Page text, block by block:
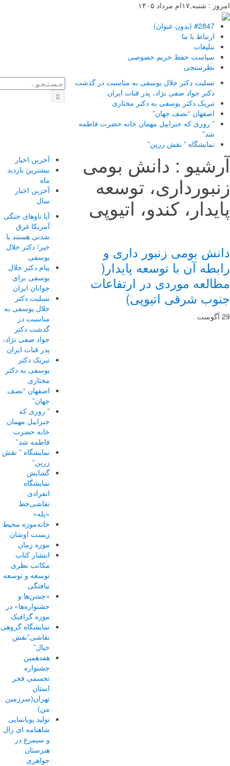
مرداد ۱۴۰۵
#2847 (بدون عنوان)
ارتباط با ما
تبلیغات
سیاست حفظ حریم خصوصی
نظرسنجی
تسلیت دکتر جلال یوسفی به مناسبت در گذشت
دکتر جواد صفی نژاد، پدر قنات ایران
تبریک دکتر یوسفی به دکتر مختاری
اصفهان “نصف جهان”
” روزی که جبراییل مهمان خانه حضرت فاطمه
شد”
نمایشگاه ” نقش زرین”
: دانش بومی
توسعه
کندو، اتیوپی
بومی زنبور داری و
آن با توسعه پایدار(
موردی در ارتفاعات
شرقی اتیوپی)
آخرین اخبار
بیشترین بازدید
آخرین اخبار
سال
آیا ناوهای جنگی
آمریکا غرق
شدنی هستند یا
خیر/ دکتر جلال
یوسفی
پیام دکتر جلال
یوسفی برای
جوانان ایران
تسلیت دکتر
جلال یوسفی به
مناسبت در
گذشت دکتر
جواد صفی نژاد،
پدر قنات ایران
تبریک دکتر
یوسفی به دکتر
مختاری
اصفهان “نصف
جهان”
” روزی که
جبراییل مهمان
خانه حضرت
فاطمه شد”
نمایشگاه ” نقش
زرین”
گشایش
نمایشگاه
انفرادی
نقاشی‌خط
«پله»
خانه‌موزه محیط‌
زیست اوشان
موزه زمان
انتشار کتاب
مکاتب نظری
توسعه و توسعه
نیافتگی
«جشن‌ها و
جشنواره‌ها» در
موزه گرافیک
نمایشگاه گروهی
نقاشی”نقش
خیال”
هفدهمین
جشنواره
تجسمی فجر
استان
تهران(سرزمین
من)
تولید پویانمایی
شاهنامه ای زال
و سیمرغ در
هنرستان
جواهری